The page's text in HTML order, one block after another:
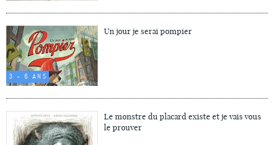
3 - 6 ANS
Un jour je serai pompier
Le monstre du placard existe et je vais vous
le prouver